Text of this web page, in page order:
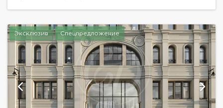
Эксклюзив Спецпредложение